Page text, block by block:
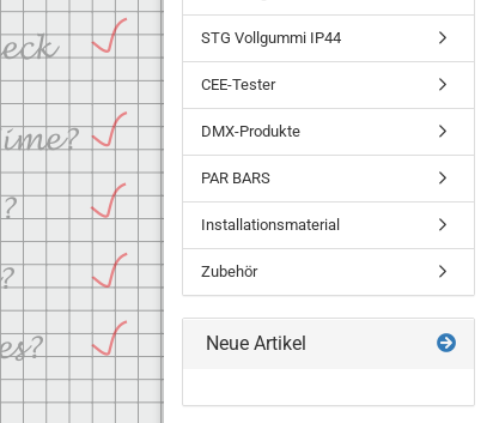
STG Vollgummi IP44
CEE-Tester
DMX-Produkte
PAR BARS
Installationsmaterial
Zubehör
Neue Artikel